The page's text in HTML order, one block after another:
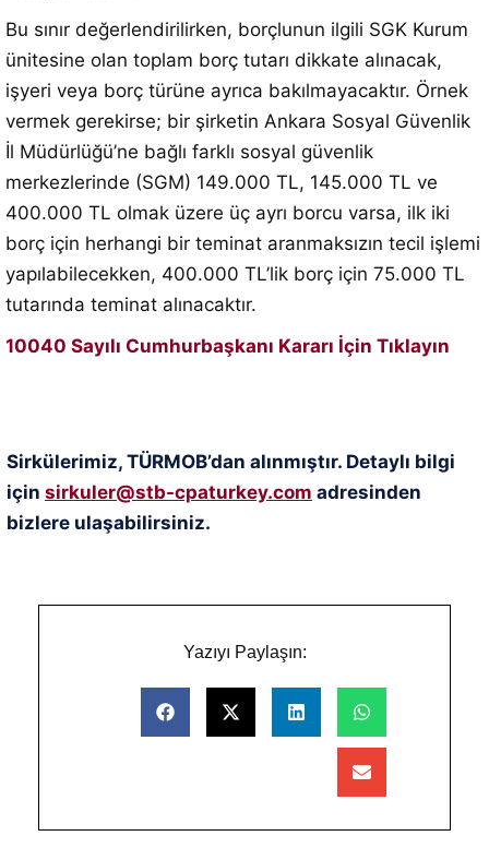
Bu sınır değerlendirilirken, borçlunun ilgili SGK Kurum
ünitesine olan toplam borç tutarı dikkate alınacak,
işyeri veya borç türüne ayrıca bakılmayacaktır. Örnek
vermek gerekirse; bir şirketin Ankara Sosyal Güvenlik
İl Müdürlüğü’ne bağlı farklı sosyal güvenlik
merkezlerinde (SGM) 149.000 TL, 145.000 TL ve
400.000 TL olmak üzere üç ayrı borcu varsa, ilk iki
borç için herhangi bir teminat aranmaksızın tecil işlemi
yapılabilecekken, 400.000 TL’lik borç için 75.000 TL
tutarında teminat alınacaktır.
10040 Sayılı Cumhurbaşkanı Kararı İçin Tıklayın
Sirkülerimiz, TÜRMOB’dan alınmıştır. Detaylı bilgi
için sirkuler@stb-cpaturkey.com adresinden
bizlere ulaşabilirsiniz.
Yazıyı Paylaşın: